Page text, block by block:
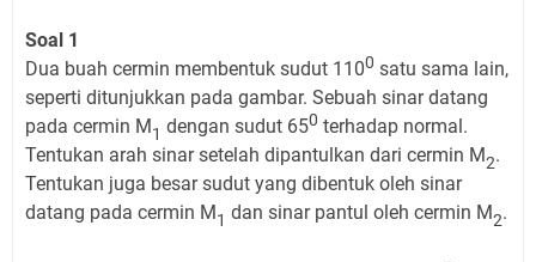
Soal 1
Dua buah cermin membentuk sudut 1100 satu sama lain,
seperti ditunjukkan pada gambar. Sebuah sinar datang
pada cermin M1 dengan sudut 650 terhadap normal.
Tentukan arah sinar setelah dipantulkan dari cermin M2.
Tentukan juga besar sudut yang dibentuk oleh sinar
datang pada cermin M1 dan sinar pantul oleh cermin M2.